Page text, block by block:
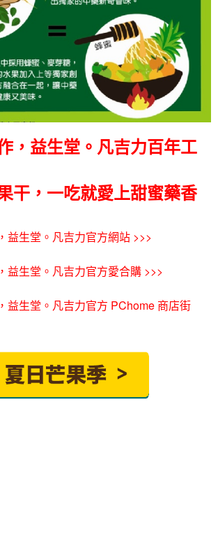
，益生堂。凡吉力百年工
干，一吃就愛上甜蜜藥香
益生堂。凡吉力官方網站 >>>
益生堂。凡吉力官方愛合購 >>>
益生堂。凡吉力官方 PChome 商店街